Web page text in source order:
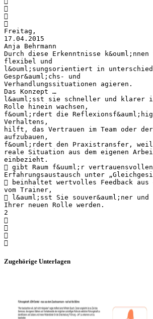



Freitag,
17.04.2015
Anja Behrmann
Durch diese Erkenntnisse
flexibel und
l&ouml;sungsorientiert in
Gespr&auml;chs- und
Verhandlungssituationen agieren.
Das Konzept …
l&auml;sst sie schneller und klarer
Rolle hinein wachsen,
f&ouml;rdert die
Verhaltens,
hilft, das Vertrauen im Team oder
aufzubauen,
f&ouml;rdert den Praxistransfer,
reale Situation aus dem eigenen
einbezieht.
 gibt Raum f&uuml;r vertrauensvollen
Erfahrungsaustausch unter
 beinhaltet wertvolles Feedback aus
vom Trainer,
 l&auml;sst Sie souver&auml;ner
Ihrer neuen Rolle werden.
2



Zugehörige Unterlagen